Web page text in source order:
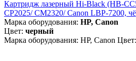
Картридж лазерный Hi-Black (HB-
CP2025/ CM2320/ Canon LBP-7200,
Марка оборудования: HP, Canon
Цвет: черный
Марка оборудования: HP, Canon